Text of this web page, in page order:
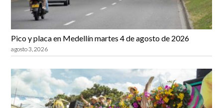
Pico y placa en Medellín martes 4 de agosto de 2026
agosto 3, 2026